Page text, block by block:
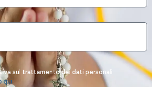
sul trattamento dei dati personali
qui.